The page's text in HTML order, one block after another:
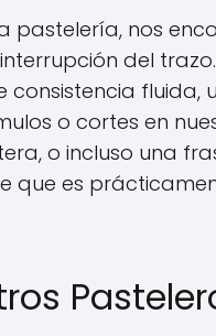
nos
del
fluida,
o cortes en
o incluso una
que es